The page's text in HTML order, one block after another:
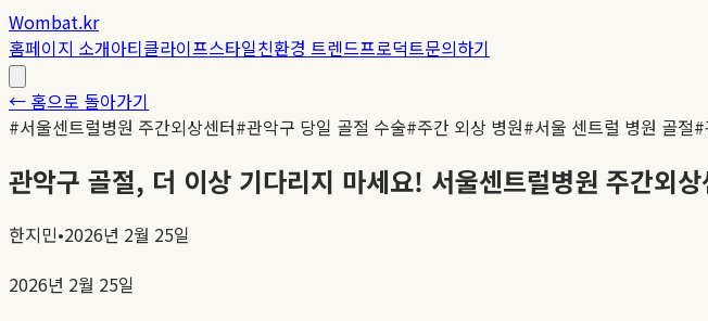
Wombat.kr
홈페이지 소개아티클라이프스타일친환경 트렌드프로덕트문의하기
← 홈으로 돌아가기
#서울센트럴병원 주간외상센터#관악구 당일 골절 수술#주간 외상 병원#서울 센트럴 병원 골절#
관악구 골절, 더 이상 기다리지 마세요! 서울센트럴병원 주간외
한지민•2026년 2월 25일
2026년 2월 25일